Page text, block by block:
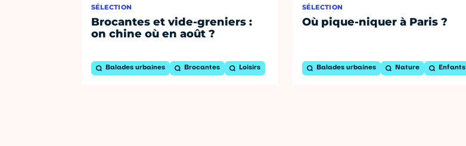
SÉLECTION
Brocantes et vide-greniers :
on chine où en août ?
Balades urbaines Brocantes Loisirs
SÉLECTION
Où pique-niquer à Paris ?
Balades urbaines Nature Enfants